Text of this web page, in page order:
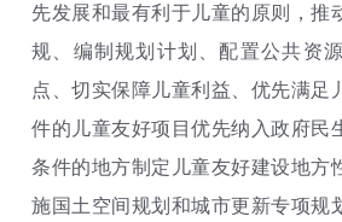
先发展和最有利于儿童的原则，推
规、编制规划计划、配置公共资
点、切实保障儿童利益、优先满足
件的儿童友好项目优先纳入政府民
条件的地方制定儿童友好建设地方
施国土空间规划和城市更新专项规